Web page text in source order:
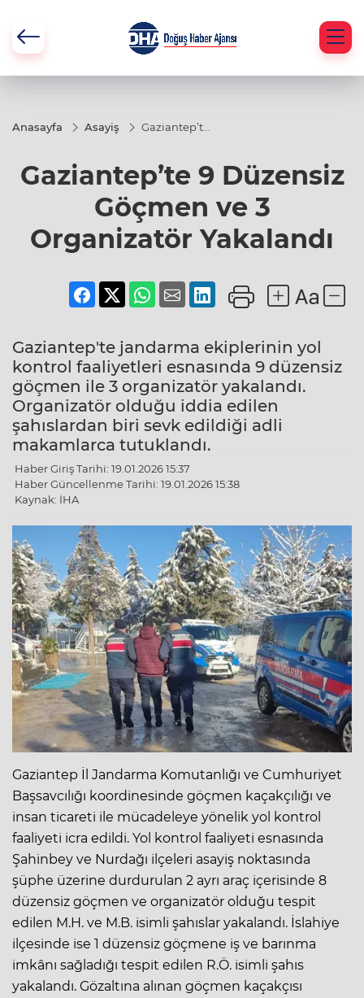
Anasayfa Asayiş
Gaziantep’te
Organizatör
Yakalandı
Gaziantep’te 9 Düzensiz
Göçmen ve 3
Organizatör Yakalandı
Gaziantep'te jandarma ekiplerinin yol
kontrol faaliyetleri esnasında 9 düzensiz
göçmen ile 3 organizatör yakalandı.
Organizatör olduğu iddia edilen
şahıslardan biri sevk edildiği adli
makamlarca tutuklandı.
Haber Giriş Tarihi: 19.01.2026 15:37
Haber Güncellenme Tarihi: 19.01.2026 15:38
Kaynak: İHA
Gaziantep İl Jandarma Komutanlığı ve Cumhuriyet
Başsavcılığı koordinesinde göçmen kaçakçılığı ve
insan ticareti ile mücadeleye yönelik yol kontrol
faaliyeti icra edildi. Yol kontrol faaliyeti esnasında
Şahinbey ve Nurdağı ilçeleri asayiş noktasında
şüphe üzerine durdurulan 2 ayrı araç içerisinde 8
düzensiz göçmen ve organizatör olduğu tespit
edilen M.H. ve M.B. isimli şahıslar yakalandı. İslahiye
ilçesinde ise 1 düzensiz göçmene iş ve barınma
imkânı sağladığı tespit edilen R.Ö. isimli şahıs
yakalandı. Gözaltına alınan göçmen kaçakçısı